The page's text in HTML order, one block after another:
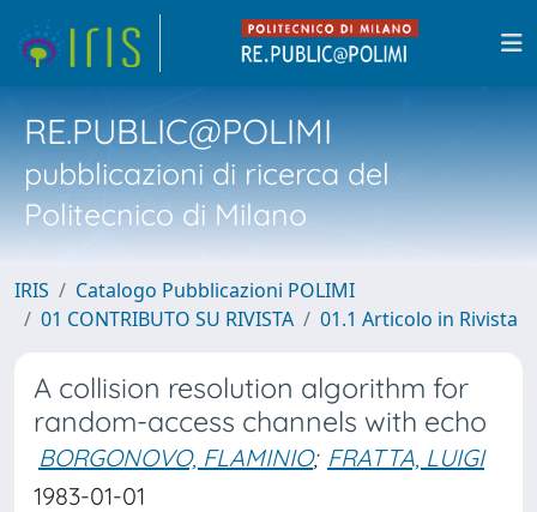
RE.PUBLIC@POLIMI
pubblicazioni di ricerca del
Politecnico di Milano
IRIS
Catalogo Pubblicazioni POLIMI
01 CONTRIBUTO SU RIVISTA
01.1 Articolo in Rivista
A collision resolution algorithm for
random-access channels with echo
BORGONOVO, FLAMINIO; FRATTA, LUIGI
1983-01-01